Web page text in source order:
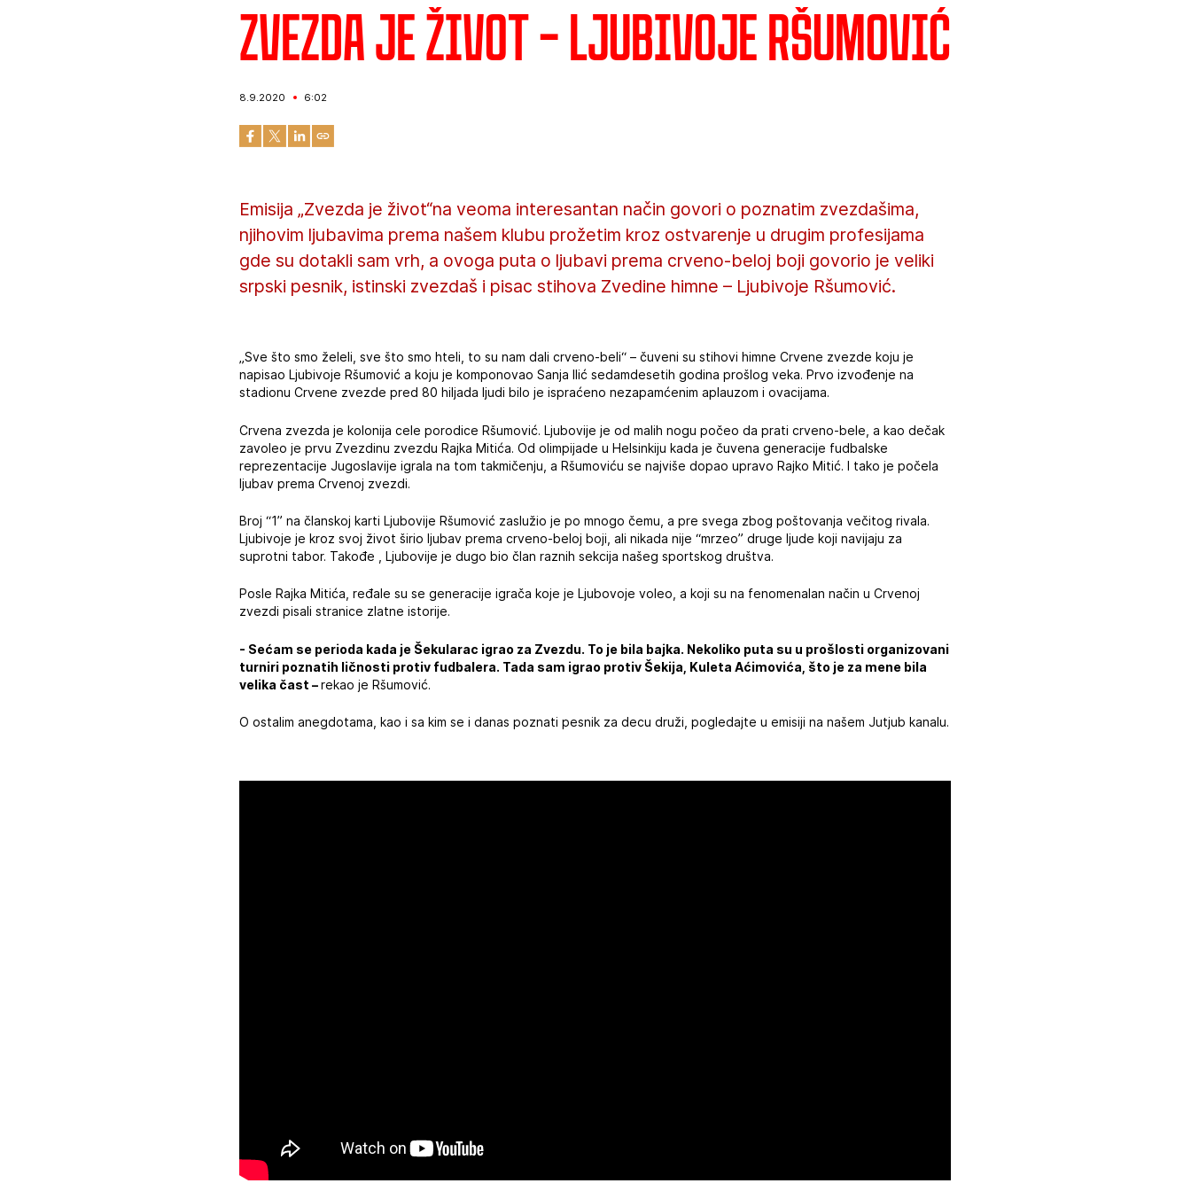
Zvezda je život – Ljubivoje Ršumović
8.9.2020 6:02
Emisija „Zvezda je život“na veoma interesantan način govori o poznatim zvezdašima,
njihovim ljubavima prema našem klubu prožetim kroz ostvarenje u drugim profesijama
gde su dotakli sam vrh, a ovoga puta o ljubavi prema crveno-beloj boji govorio je veliki
srpski pesnik, istinski zvezdaš i pisac stihova Zvedine himne – Ljubivoje Ršumović.
„Sve što smo želeli, sve što smo hteli, to su nam dali crveno-beli“ – čuveni su stihovi himne Crvene zvezde koju je
napisao Ljubivoje Ršumović a koju je komponovao Sanja Ilić sedamdesetih godina prošlog veka. Prvo izvođenje na
stadionu Crvene zvezde pred 80 hiljada ljudi bilo je ispraćeno nezapamćenim aplauzom i ovacijama.
Crvena zvezda je kolonija cele porodice Ršumović. Ljubovije je od malih nogu počeo da prati crveno-bele, a kao dečak
zavoleo je prvu Zvezdinu zvezdu Rajka Mitića. Od olimpijade u Helsinkiju kada je čuvena generacije fudbalske
reprezentacije Jugoslavije igrala na tom takmičenju, a Ršumoviću se najviše dopao upravo Rajko Mitić. I tako je počela
ljubav prema Crvenoj zvezdi.
Broj “1” na članskoj karti Ljubovije Ršumović zaslužio je po mnogo čemu, a pre svega zbog poštovanja večitog rivala.
Ljubivoje je kroz svoj život širio ljubav prema crveno-beloj boji, ali nikada nije “mrzeo” druge ljude koji navijaju za
suprotni tabor. Takođe , Ljubovije je dugo bio član raznih sekcija našeg sportskog društva.
Posle Rajka Mitića, ređale su se generacije igrača koje je Ljubovoje voleo, a koji su na fenomenalan način u Crvenoj
zvezdi pisali stranice zlatne istorije.
- Sećam se perioda kada je Šekularac igrao za Zvezdu. To je bila bajka. Nekoliko puta su u prošlosti organizovani
turniri poznatih ličnosti protiv fudbalera. Tada sam igrao protiv Šekija, Kuleta Aćimovića, što je za mene bila
velika čast –rekao je Ršumović.
O ostalim anegdotama, kao i sa kim se i danas poznati pesnik za decu druži, pogledajte u emisiji na našem Jutjub kanalu.